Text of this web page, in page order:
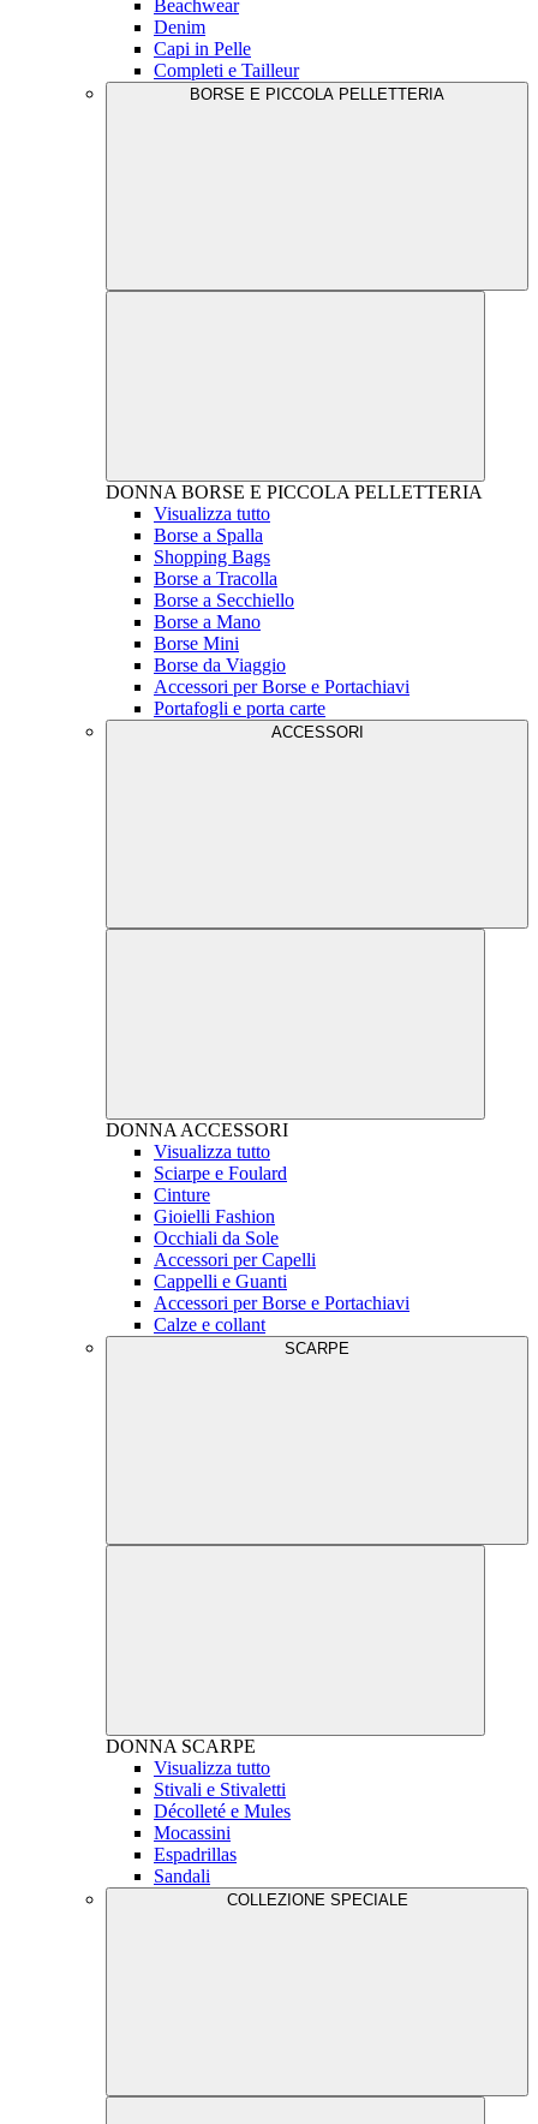
Beachwear
Denim
Capi in Pelle
Completi e Tailleur
BORSE E PICCOLA PELLETTERIA
DONNA BORSE E PICCOLA PELLETTERIA
Visualizza tutto
Borse a Spalla
Shopping Bags
Borse a Tracolla
Borse a Secchiello
Borse a Mano
Borse Mini
Borse da Viaggio
Accessori per Borse e Portachiavi
Portafogli e porta carte
ACCESSORI
DONNA ACCESSORI
Visualizza tutto
Sciarpe e Foulard
Cinture
Gioielli Fashion
Occhiali da Sole
Accessori per Capelli
Cappelli e Guanti
Accessori per Borse e Portachiavi
Calze e collant
SCARPE
DONNA SCARPE
Visualizza tutto
Stivali e Stivaletti
Décolleté e Mules
Mocassini
Espadrillas
Sandali
COLLEZIONE SPECIALE